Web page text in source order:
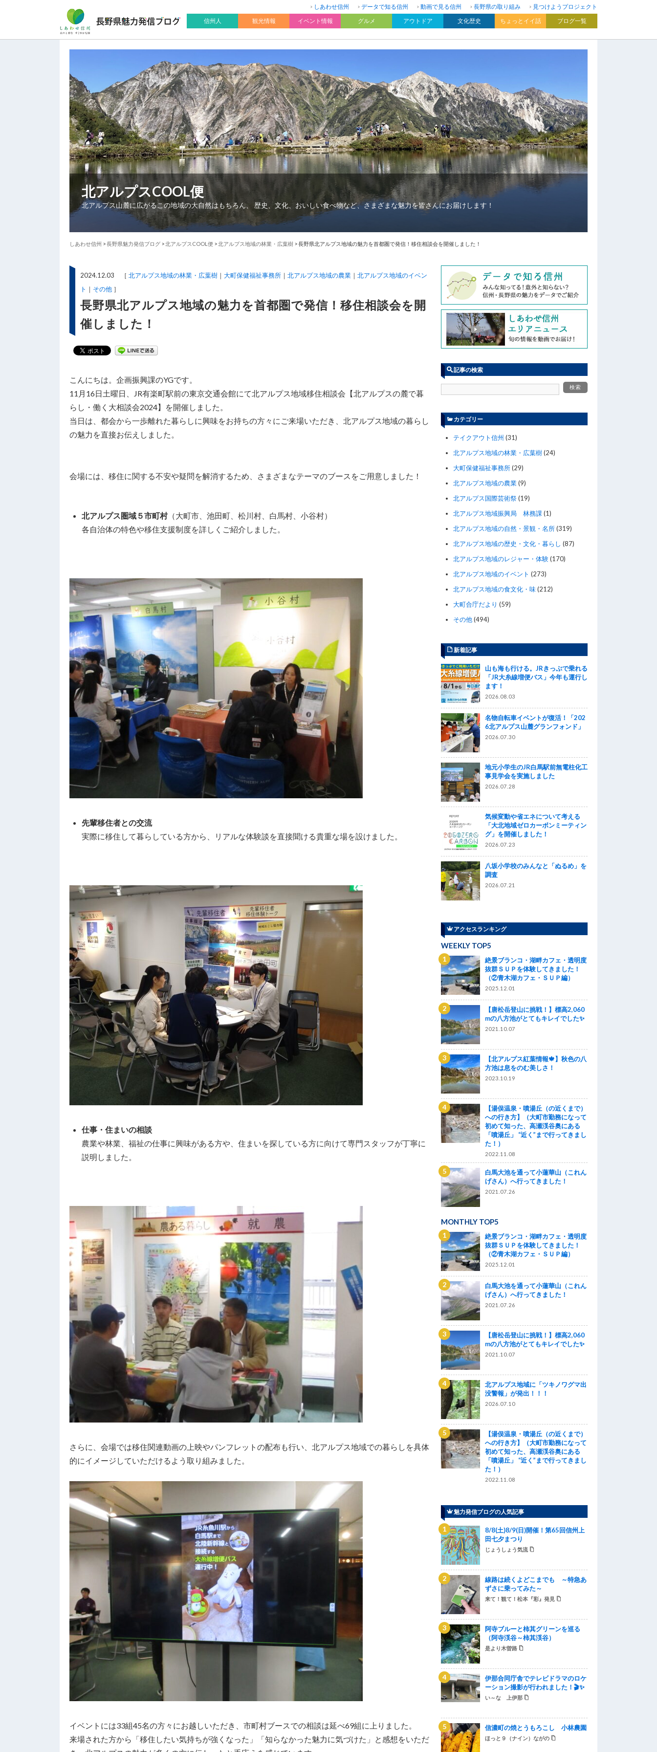
しあわせ信州 データで知る信州 動画で見る信州 長野県の取り組み
見つけようプロジェクト
信州人
観光情報 イベント情報 グルメ アウトドア 文化歴史 ちょっとイイ話 ブログ一覧
北アルプスCOOL便
北アルプス山麓に広がるこの地域の大自然はもちろん、 歴史、文化、おいしい食べ物など、さまざまな魅力を皆さんにお届けします！
しあわせ信州 >長野県魅力発信ブログ >北アルプスCOOL便 >北アルプス地域の林業・広葉樹 >長野県北アルプス地域の魅力を首都圏で発信！移住相談会を開催しました！
2024.12.03 ［ 北アルプス地域の林業・広葉樹 大町保健福祉事務所 北アルプス地域の農業
北アルプス地域のイベン
ト
その他 ］
長野県北アルプス地域の魅力を首都圏で発信！移住相談会を開
催しました！
こんにちは。企画振興課のYGです。
11月16日土曜日、JR有楽町駅前の東京交通会館にて北アルプス地域移住相談会【北アルプスの麓で暮
らし・働く大相談会2024】を開催しました。
当日は、都会から一歩離れた暮らしに興味をお持ちの方々にご来場いただき、北アルプス地域の暮らし
の魅力を直接お伝えしました。
会場には、移住に関する不安や疑問を解消するため、さまざまなテーマのブースをご用意しました！
北アルプス圏域５市町村（大町市、池田町、松川村、白馬村、小谷村）
各自治体の特色や移住支援制度を詳しくご紹介しました。
先輩移住者との交流
実際に移住して暮らしている方から、リアルな体験談を直接聞ける貴重な場を設けました。
仕事・住まいの相談
農業や林業、福祉の仕事に興味がある方や、住まいを探している方に向けて専門スタッフが丁寧に
説明しました。
さらに、会場では移住関連動画の上映やパンフレットの配布も行い、北アルプス地域での暮らしを具体
的にイメージしていただけるよう取り組みました。
イベントには33組45名の方々にお越しいただき、市町村ブースでの相談は延べ69組に上りました。
来場された方から「移住したい気持ちが強くなった」「知らなかった魅力に気づけた」と感想をいただ
記事の検索
カテゴリー
テイクアウト信州 (31)
北アルプス地域の林業・広葉樹(24)
大町保健福祉事務所(29)
北アルプス地域の農業(9)
北アルプス国際芸術祭(19)
北アルプス地域振興局 林務課 (1)
北アルプス地域の自然・景観・名所(319)
北アルプス地域の歴史・文化・暮らし (87)
北アルプス地域のレジャー・体験(170)
北アルプス地域のイベント (273)
北アルプス地域の食文化・味(212)
大町合庁だより (59)
その他(494)
新着記事
山も海も行ける。JRきっぷで乗れる
「JR大糸線増便バス」今年も運行し
ます！
2026.08.03
名物自転車イベントが復活！「202
6北アルプス山麓グランフォンド」
2026.07.30
地元小学生のJR白馬駅前無電柱化工
事見学会を実施しました
2026.07.28
気候変動や省エネについて考える
「大北地域ゼロカーボンミーティン
グ」を開催しました！
2026.07.23
八坂小学校のみんなと「ぬるめ」を
調査
2026.07.21
アクセスランキング
WEEKLY TOP5
絶景ブランコ・湖畔カフェ・透明度
抜群ＳＵＰを体験してきました！
（②青木湖カフェ・ＳＵＰ編）
2025.12.01
【唐松岳登山に挑戦！】標高2,060
mの八方池がとてもキレイでした✨
2021.10.07
【北アルプス紅葉情報🍁】秋色の八
方池は息をのむ美しさ！
2023.10.19
【湯俣温泉・噴湯丘（の近くまで）
への行き方】（大町市勤務になって
初めて知った、高瀬渓谷奥にある
「噴湯丘」 “近く”まで行ってきまし
た！）
2022.11.08
白馬大池を通って小蓮華山（これん
げさん）へ行ってきました！
2021.07.26
MONTHLY TOP5
絶景ブランコ・湖畔カフェ・透明度
抜群ＳＵＰを体験してきました！
（②青木湖カフェ・ＳＵＰ編）
2025.12.01
白馬大池を通って小蓮華山（これん
げさん）へ行ってきました！
2021.07.26
【唐松岳登山に挑戦！】標高2,060
mの八方池がとてもキレイでした✨
2021.10.07
北アルプス地域に「ツキノワグマ出
没警報」が発出！！！
2026.07.10
【湯俣温泉・噴湯丘（の近くまで）
への行き方】（大町市勤務になって
初めて知った、高瀬渓谷奥にある
「噴湯丘」 “近く”まで行ってきまし
た！）
2022.11.08
魅力発信ブログの人気記事
8/8(土)8/9(日)開催！第65回信州上
田七夕まつり
じょうしょう気流
線路は続くよどこまでも ～特急あ
ずさに乗ってみた～
来て！観て！松本『彩』発見
阿寺ブルーと柿其グリーンを巡る
（阿寺渓谷～柿其渓谷）
是より木曽路
伊那合同庁舎でテレビドラマのロケ
ーション撮影が行われました！🎬✨
い～な 上伊那
信濃町の焼とうもろこし 小林農園
ほっと９（ナイン）ながの